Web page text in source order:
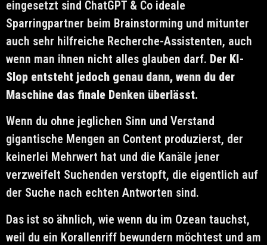
eingesetzt sind ChatGPT & Co ideale
Sparringpartner beim Brainstorming und mitunter
auch sehr hilfreiche Recherche-Assistenten, auch
wenn man ihnen nicht alles glauben darf. Der KI-
Slop entsteht jedoch genau dann, wenn du der
Maschine das finale Denken überlässt.
Wenn du ohne jeglichen Sinn und Verstand
gigantische Mengen an Content produzierst, der
keinerlei Mehrwert hat und die Kanäle jener
verzweifelt Suchenden verstopft, die eigentlich auf
der Suche nach echten Antworten sind.
Das ist so ähnlich, wie wenn du im Ozean tauchst,
weil du ein Korallenriff bewundern möchtest und am